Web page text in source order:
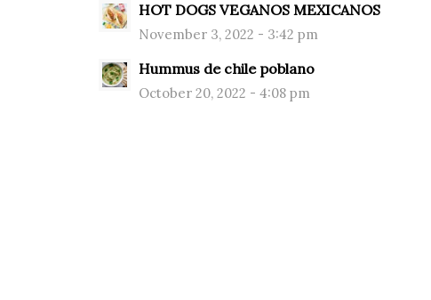
HOT DOGS VEGANOS MEXICANOS
November 3, 2022 - 3:42 pm
Hummus de chile poblano
October 20, 2022 - 4:08 pm